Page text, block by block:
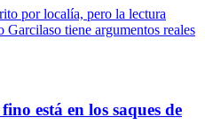
por localía, pero la lectura
tiene argumentos reales
está en los saques de